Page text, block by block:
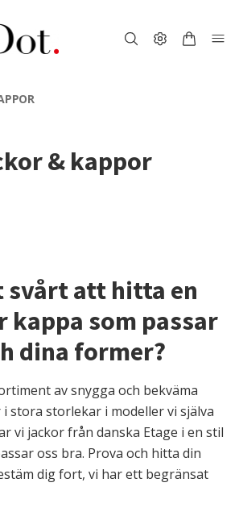
& kappor
svårt att hitta en
kappa som passar
dina former?
av snygga och bekväma
stora storlekar i modeller vi själva
vi jackor från danska Etage i en stil
oss bra. Prova och hitta din
dig fort, vi har ett begränsat